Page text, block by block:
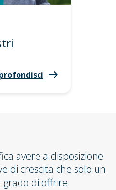
avere a disposizione
di crescita che solo un
di offrire.